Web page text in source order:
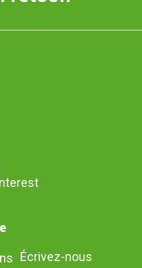
Écrivez-nous